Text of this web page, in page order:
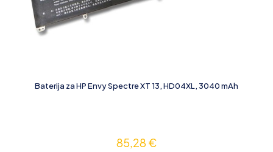
Baterija za HP Envy Spectre XT 13, HD04XL, 3040 mAh
85,28 €